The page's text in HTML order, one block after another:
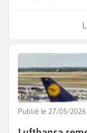
Publié le 27/05/2026